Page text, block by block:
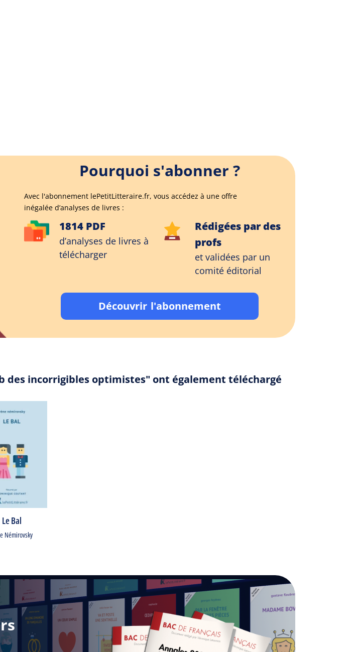
Pourquoi s'abonner ?
Avec l'abonnement lePetitLitteraire.fr, vous accédez à une offre
inégalée d’analyses de livres :
1814 PDF
d’analyses de livres à
télécharger
Rédigées par des
profs
et validées par un
comité éditorial
Découvrir l'abonnement
des incorrigibles optimistes" ont également téléchargé
Le Bal
Némirovsky